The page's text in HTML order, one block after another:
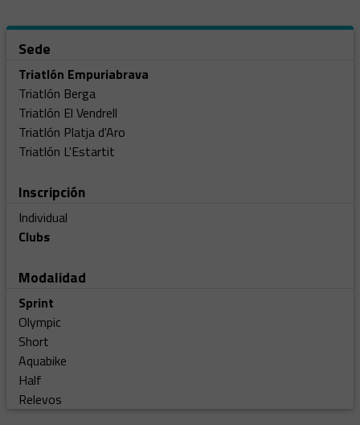
Sede
Triatlón Empuriabrava
Triatlón Berga
Triatlón El Vendrell
Triatlón Platja d'Aro
Triatlón L'Estartit
Inscripción
Individual
Clubs
Modalidad
Sprint
Olympic
Short
Aquabike
Half
Relevos